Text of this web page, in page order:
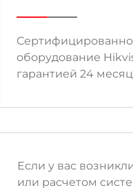
оборудование
гарантией 24
Если у вас
или расчетом